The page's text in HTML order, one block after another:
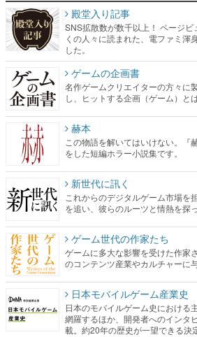
殿堂入り記事
SNS拡散数が数千以上！ ページ
くの人々に読まれた、電ファミ渾
した。
ゲームの企画書
名作ゲームクリエイターの方々に
し、ヒットする企画（ゲーム）と
赫本
この物語を解いてはいけない。『
をした短編ホラー小説集です。
新世代に訊く
これからのデジタルゲーム市場を
を追い、彼らのルーツと情熱を探
ゲーム世代の作家たち
ゲームに多大な影響を受けた作家
のコンテンツ産業やカルチャーに
日本モバイルゲーム産業史
日本のモバイルゲーム史における
網羅するほか、開発者へのインタ
載。約20年の歴史が一望できる決